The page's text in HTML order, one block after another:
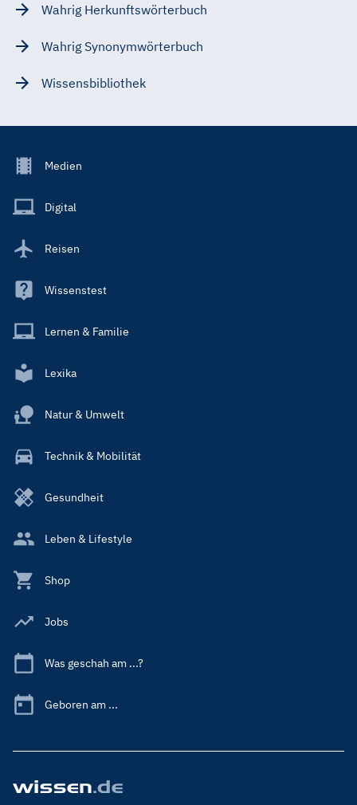
Wahrig Herkunftswörterbuch
Wahrig Synonymwörterbuch
Wissensbibliothek
Footer
Main
Medien
Digital
Reisen
Wissenstest
Lernen & Familie
Lexika
Natur & Umwelt
Technik & Mobilität
Gesundheit
Leben & Lifestyle
Shop
Jobs
Was geschah am ...?
Geboren am ...